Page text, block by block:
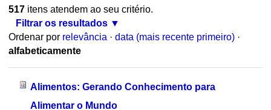
517itens atendem ao seu critério.
Filtrar os resultados
Ordenar por relevância · data (mais recente primeiro) ·
alfabeticamente
Alimentos: Gerando Conhecimento para
Alimentar o Mundo